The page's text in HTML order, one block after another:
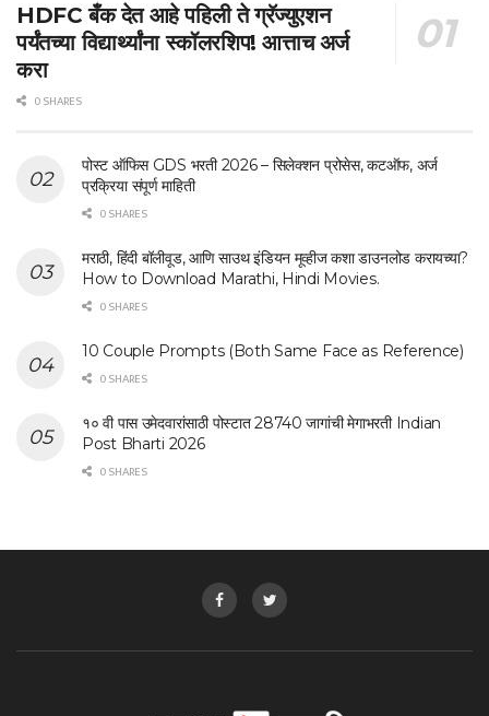
HDFC बँक देत आहे पहिली ते ग्रॅज्युएशन
पर्यंतच्या विद्यार्थ्यांना स्कॉलरशिप! आत्ताच अर्ज
करा
0 SHARES
पोस्ट ऑफिस GDS भरती 2026 – सिलेक्शन प्रोसेस, कटऑफ, अर्ज
प्रक्रिया संपूर्ण माहिती
0 SHARES
मराठी, हिंदी बॉलीवूड, आणि साउथ इंडियन मूव्हीज कशा डाउनलोड करायच्या?
How to Download Marathi, Hindi Movies.
0 SHARES
10 Couple Prompts (Both Same Face as Reference)
0 SHARES
१० वी पास उमेदवारांसाठी पोस्टात 28740 जागांची मेगाभरती Indian
Post Bharti 2026
0 SHARES